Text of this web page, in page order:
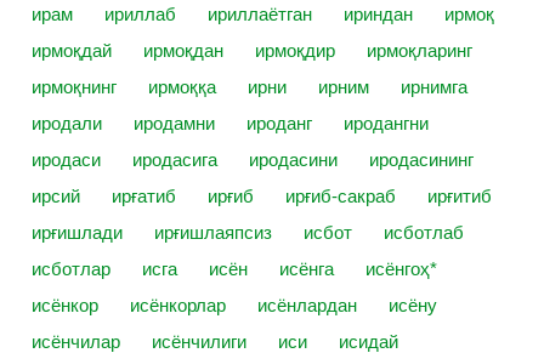
ирам
ириллаб ириллаётган ириндан
ирмоқ
ирмоқдай
ирмоқдан ирмоқдир
ирмоқларинг
ирмоқнинг
ирмоққа ирни ирним
ирнимга
иродали
иродамни ироданг
иродангни
иродаси
иродасига иродасини
иродасининг
ирсий
ирғатиб ирғиб ирғиб-сакраб
ирғитиб
ирғишлади
ирғишлаяпсиз исбот
исботлаб
исботлар
исга исён исёнга
исёнгоҳ*
исёнкор
исёнкорлар исёнлардан
исёну
исёнчилар
исёнчилиги иси
исидай